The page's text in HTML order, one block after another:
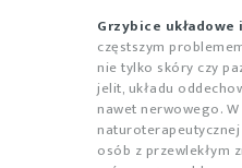
Grzybice
częstszym
nie tylko skóry czy
jelit, układu
nawet nerwowego.
osób z przewlekłym